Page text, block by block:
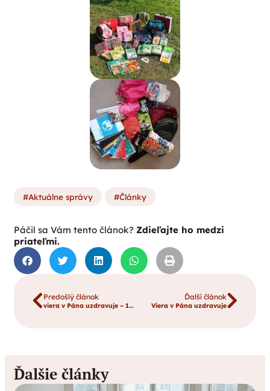
Aktuálne správy Články
Páčil sa Vám tento článok? Zdieľajte ho medzi
priateľmi.
Predošlý článok
viera v Pána uzdravuje – 17.10.2018 – fotogaléria
Ďalší článok
Viera v Pána uzdravuje
Ďalšie články